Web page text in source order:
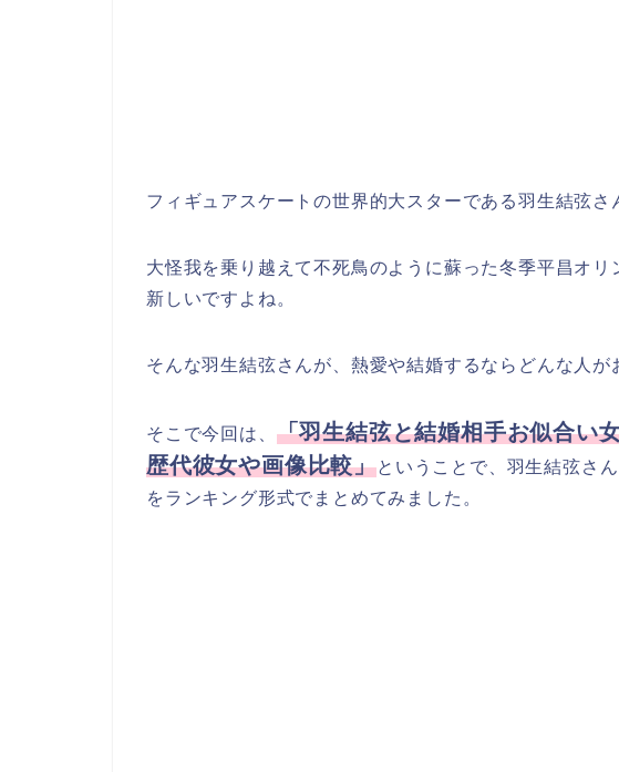
フィギュアスケートの世界的大スターである羽生結弦さ
大怪我を乗り越えて不死鳥のように蘇った冬季平昌オ
新しいですよね。
そんな羽生結弦さんが、熱愛や結婚するならどんな人が
そこで今回は、 「羽生結弦と結婚相手お似合い
歴代彼女や画像比較」ということで、羽生結弦さ
をランキング形式でまとめてみました。